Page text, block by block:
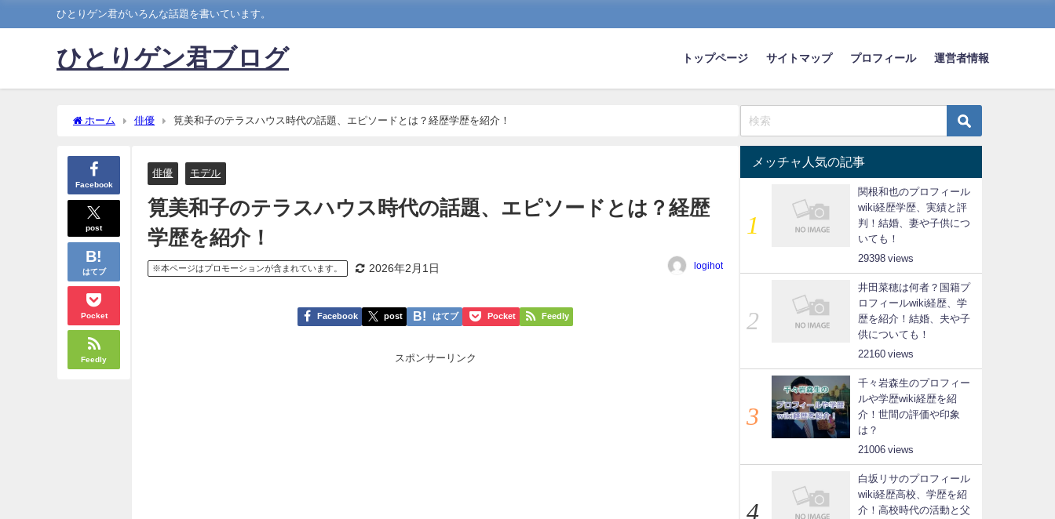
ひとりゲン君がいろんな話題を書いています。
ひとりゲン君ブログ トップページ サイトマップ プロフィール 運営者情報
ホーム 俳優 筧美和子のテラスハウス時代の話題、エピソードとは？経歴学歴を紹介！
Facebook
post
はてブ
Pocket
Feedly
俳優 モデル
筧美和子のテラスハウス時代の話題、エピソードとは？経歴
学歴を紹介！
※本ページはプロモーションが含まれています。 2026年2月1日 logihot
Facebook post はてブ Pocket Feedly
スポンサーリンク
メッチャ人気の記事
関根和也のプロフィール
wiki経歴学歴、実績と評
判！結婚、妻や子供につ
いても！
29398
井田菜穂は何者？国籍プ
ロフィールwiki経歴、学
歴を紹介！結婚、夫や子
供についても！
22160
千々岩森生のプロフィー
ルや学歴wiki経歴を紹
介！世間の評価や印象
は？
21006
白坂リサのプロフィール
wiki経歴高校、学歴を紹
介！高校時代の活動と父